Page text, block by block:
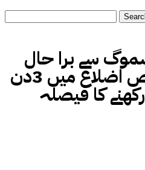
سے برا حال
،پنجاب کےمخصوص اضلاع میں 3دن
کا فیصلہ